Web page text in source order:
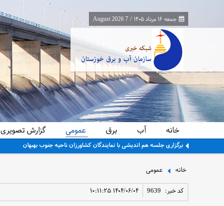
جمعه ۱۶ مرداد ۱۴۰۵ /
7 August 2026
خانه آب برق عمومی گزارش تصویری
برگزاری جلسه هم اندیشی با نمایندگان کشاورزان ناحیه جنوب بهبهان
خانه عمومی
کد خبر: 9639 ۱۴۰۴/۰۶/۰۴ ۱۰:۱۱:۲۵